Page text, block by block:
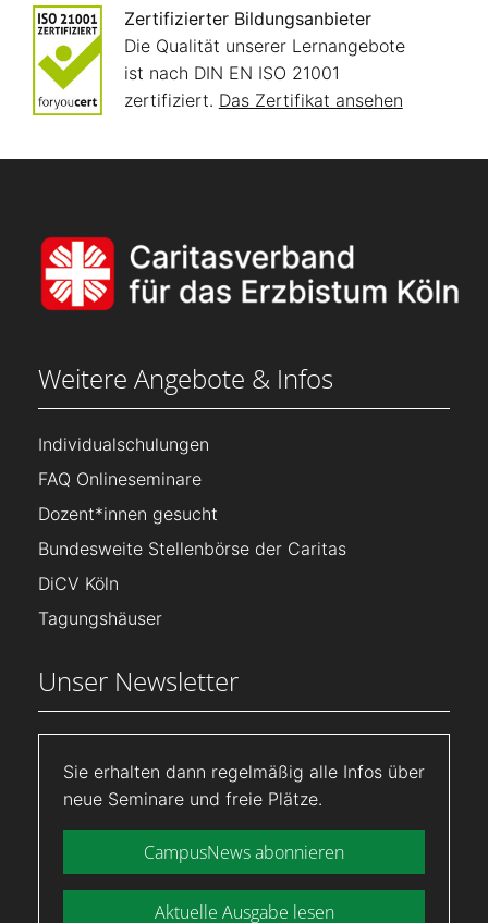
Zertifizierter Bildungsanbieter
Die Qualität unserer Lernangebote
ist nach DIN EN ISO 21001
zertifiziert. Das Zertifikat ansehen
Weitere Angebote & Infos
Individualschulungen
FAQ Onlineseminare
Dozent*innen gesucht
Bundesweite Stellenbörse der Caritas
DiCV Köln
Tagungshäuser
Unser Newsletter
Sie erhalten dann regelmäßig alle Infos über
neue Seminare und freie Plätze.
CampusNews abonnieren
Aktuelle Ausgabe lesen